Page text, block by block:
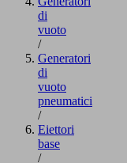
di
vuoto
/
Generatori
di
vuoto
pneumatici
/
Eiettori
base
/